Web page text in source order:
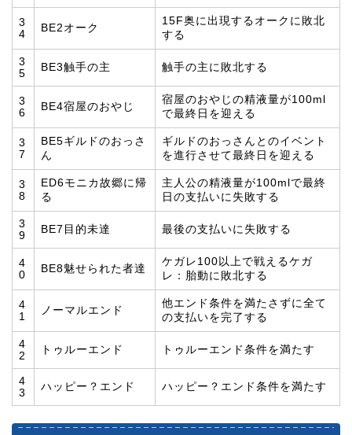
3
4
BE2オーク
15F奥に出現するオークに敗北
する
3
5
BE3触手の主 触手の主に敗北する
3
6
BE4宿屋のおやじ
宿屋のおやじの精液量が100ml
で最終日を迎える
3
7
BE5ギルドのおっさ
ん
ギルドのおっさんとのイベント
を進行させて最終日を迎える
3
8
ED6モニカ故郷に帰
る
主人公の精液量が100mlで最終
日の支払いに失敗する
3
9
BE7目的未達 最後の支払いに失敗する
4
0
BE8魅せられた者達
ケガレ100以上で戦えるケガ
レ：胎動に敗北する
4
1
ノーマルエンド
他エンド条件を満たさずに全て
の支払いを完了する
4
2
トゥルーエンド トゥルーエンド条件を満たす
4
3
ハッピー？エンド ハッピー？エンド条件を満たす